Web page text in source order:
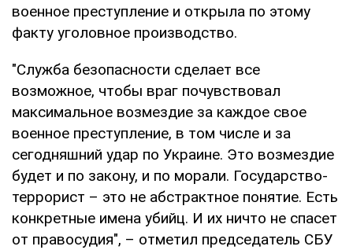
военное преступление и открыла по этому
факту уголовное производство.
"Служба безопасности сделает все
возможное, чтобы враг почувствовал
максимальное возмездие за каждое свое
военное преступление, в том числе и за
сегодняшний удар по Украине. Это возмездие
будет и по закону, и по морали. Государство-
террорист – это не абстрактное понятие. Есть
конкретные имена убийц. И их ничто не спасет
от правосудия", – отметил председатель СБУ